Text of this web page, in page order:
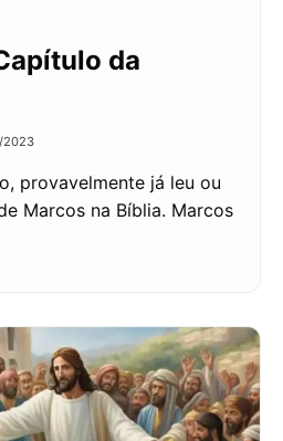
da
2023
provavelmente já leu ou
Marcos na Bíblia. Marcos